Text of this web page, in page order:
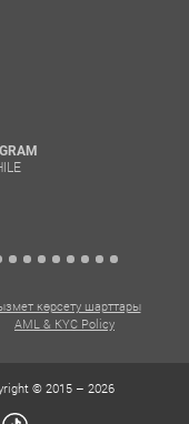
көрсету шарттары
AML & KYC Policy
© 2015 – 2026